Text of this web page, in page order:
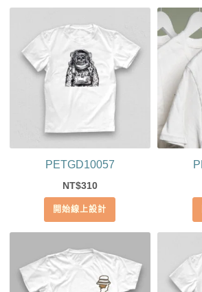
PETGD10057
NT$310
開始線上設計